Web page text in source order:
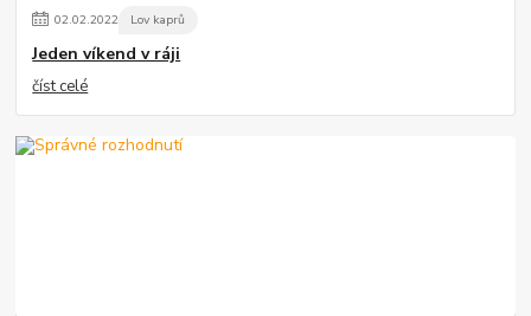
02.02.2022 Lov kaprů
Jeden víkend v ráji
číst celé